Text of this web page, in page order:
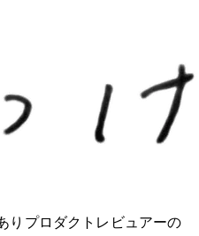
プロダクトレビュアーのMio